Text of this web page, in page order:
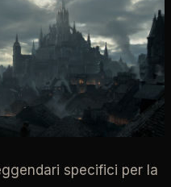
specifici per la